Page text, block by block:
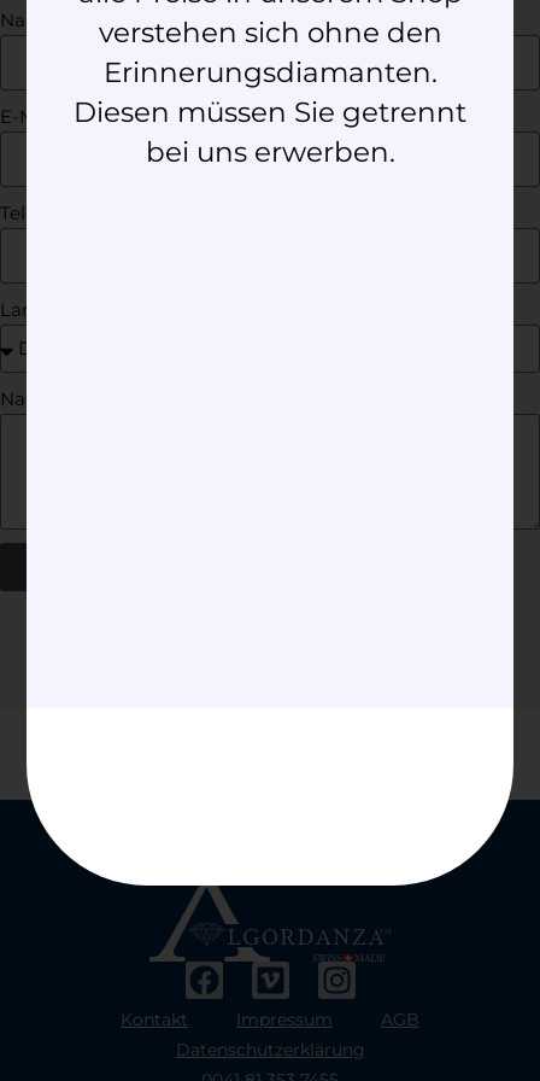
Nachname
E-Mail
Telefon
Land
Nachricht
Kontakt Impressum
AGB
Datenschutzerklärung
verstehen sich ohne den
Erinnerungsdiamanten.
Diesen müssen Sie getrennt
bei uns erwerben.